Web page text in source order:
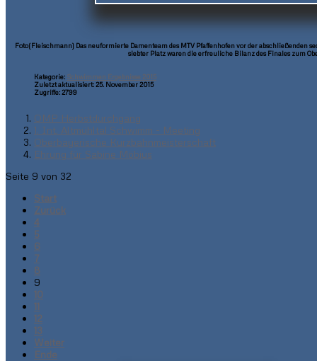
Foto(Fleischmann) Das neuformierte Damenteam des MTV Pfaffenhofen vor der abschließenden
siebter Platz waren die erfreuliche Bilanz des Finales zum
Kategorie: Schwimmen Ergebnisse 2015
Zuletzt aktualisiert: 25. November 2015
Zugriffe: 2799
OMP Herbstdurchgang
1. Int. Altmühltal Schwimm - Meeting
Oberbayerische Kurzbahnmeisterschaft
Ehrung für Sabine Möbius
Seite 9 von 32
Start
Zurück
4
5
6
7
8
9
10
11
12
13
Weiter
Ende